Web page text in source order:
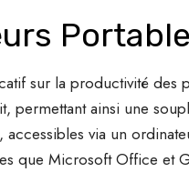
sur la productivité
permettant ainsi une
via un
que Microsoft Office et